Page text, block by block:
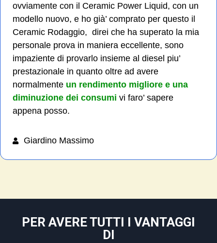
ovviamente con il Ceramic Power Liquid, con un
modello nuovo, e ho già’ comprato per questo il
Ceramic Rodaggio, direi che ha superato la mia
personale prova in maniera eccellente, sono
impaziente di provarlo insieme al diesel piu’
prestazionale in quanto oltre ad avere
normalmente un rendimento migliore e una
diminuzione dei consumi vi faro’ sapere
appena posso.
Giardino Massimo
PER AVERE TUTTI I VANTAGGI
DI